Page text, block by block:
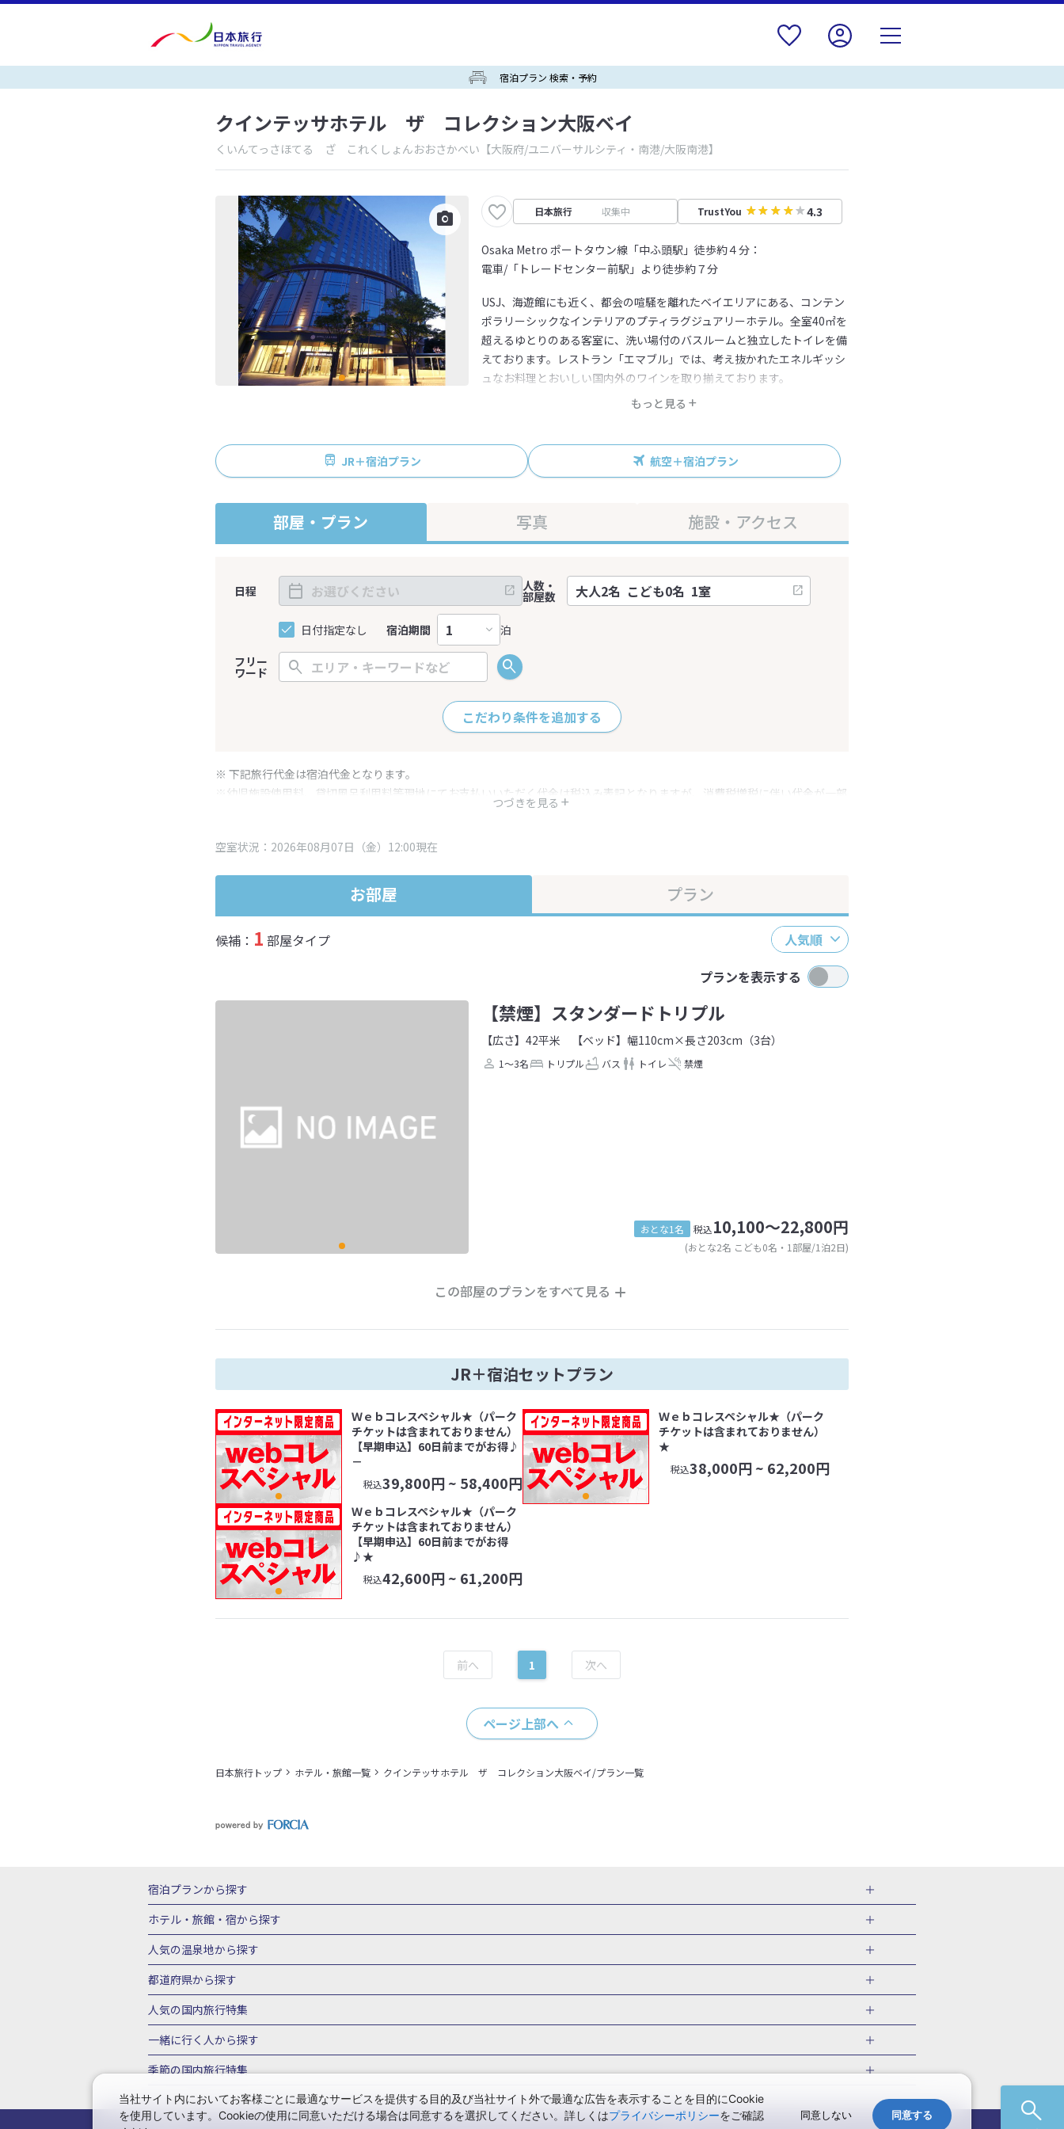
宿泊プラン 検索・予約
クインテッサホテル ザ コレクション大阪ベイ
くいんてっさほてる ざ これくしょんおおさかべい 【大阪府/ユニバーサルシティ・南港/大阪南港】
日本旅行 収集中 TrustYou 4.3
Osaka Metro ポートタウン線「中ふ頭駅」徒歩約４分：
電車/「トレードセンター前駅」より徒歩約７分
もっと見る
USJ、海遊館にも近く、都会の喧騒を離れたベイエリアにある、コンテン
ポラリーシックなインテリアのプティラグジュアリーホテル。全室40㎡を
超えるゆとりのある客室に、洗い場付のバスルームと独立したトイレを備
えております。レストラン「エマブル」では、考え抜かれたエネルギッシ
ュなお料理とおいしい国内外のワインを取り揃えております。
JR＋宿泊プラン 航空＋宿泊プラン
部屋・プラン 写真 施設・アクセス
日程
日付指定なし 宿泊期間 泊
人数・
部屋数
フリー
ワード
こだわり条件を追加する
つづきを見る
※ 下記旅行代金は宿泊代金となります。
※幼児施設使用料、貸切風呂利用料等現地にてお支払いいただく代金は税込み表記となりますが、消費税増税に伴い代金が一部
空室状況：2026年08月07日（金）12:00現在
お部屋 プラン
候補： 1 部屋タイプ
人気順
プランを表示する
【禁煙】スタンダードトリプル
【広さ】42平米 【ベッド】幅110cm×長さ203cm（3台）
1～3名 トリプル バス トイレ 禁煙
おとな1名 税込10,100～22,800円
(おとな2名 こども0名・1部屋/1泊2日)
この部屋のプランをすべて見る
JR＋宿泊セットプラン
Ｗｅｂコレスペシャル★（パーク
チケットは含まれておりません）
【早期申込】60日前までがお得♪
－
税込39,800円 ~ 58,400円
Ｗｅｂコレスペシャル★（パーク
チケットは含まれておりません）
★
税込38,000円 ~ 62,200円
Ｗｅｂコレスペシャル★（パーク
チケットは含まれておりません）
【早期申込】60日前までがお得
♪★
税込42,600円 ~ 61,200円
1
ページ上部へ
日本旅行トップ ホテル・旅館一覧 クインテッサホテル ザ コレクション大阪ベイ/プラン一覧
宿泊プランから探す
北海道
東北 青森県
栃木県
群馬県 北陸 富山県 石川県 福井県 甲信越 山梨県 新潟県 長野県 東海 静岡県 岐阜県
愛知県
三重県
近畿 滋賀県 京都府 大阪府 兵庫県 奈良県 和歌山県 四国 徳島県 高知県 香川県 愛媛県
中国
岡山県
広島県
ホテル・旅館・宿から探す
北海道ホテル・旅館
山形県ホテル・旅館
福島県ホテル・旅館 東京都ホテル・旅館 神奈川県ホテル・旅館
埼玉県ホテル・旅館
千葉県ホテル・旅館
茨城県ホテル・旅館 栃木県ホテル・旅館 群馬県ホテル・旅館
富山県ホテル・旅館
石川県ホテル・旅館
静岡県ホテル・旅館
京都府ホテル・旅館
大阪府ホテル・旅館 兵庫県ホテル・旅館 奈良県ホテル・旅館
和歌山県ホテル・旅館
広島県ホテル・旅館
鳥取県ホテル・旅館 島根県ホテル・旅館 山口県ホテル・旅館
福岡県ホテル・旅館
佐賀県ホテル・旅館
長崎県ホテル・旅館 熊本県ホテル・旅館 大分県ホテル・旅館 宮崎県ホテル・旅館
人気の温泉地から探す
北海道
湯の川温泉(北海道)
川湯温泉(北海道)
層雲峡温泉(北海道) 知床温泉(北海道) 東北 花巻温泉(岩手) 蔵王温泉(山形)
かみのやま温泉(山形)
鳴子温泉(宮城)
秋保温泉(宮城) 飯坂温泉(福島) 北陸 和倉温泉(石川) 宇奈月温泉(富山) あわら温泉(福井)
関東
鬼怒川温泉(栃木)
川治温泉(栃木)
伊豆箱根
箱根湯本温泉(神奈川)
白骨温泉(長野)
湯田中渋温泉(長野) 昼神温泉(長野) 東海 浜名湖かんざんじ温泉(静岡) 下呂温泉(岐阜)
関西
都道府県から探す
北海道旅行・ツアー
山形旅行・ツアー
福島旅行・ツアー 関東 東京旅行・ツアー 神奈川旅行・ツアー 埼玉旅行・ツアー
千葉旅行・ツアー
茨城旅行・ツアー
栃木旅行・ツアー 群馬旅行・ツアー 北陸 富山旅行・ツアー 石川旅行・ツアー
福井旅行・ツアー
甲信越
山梨旅行・ツアー 新潟旅行・ツアー 長野旅行・ツアー 東海 静岡旅行・ツアー
岐阜旅行・ツアー
愛知旅行・ツアー
三重旅行・ツアー 関西 滋賀旅行・ツアー 京都旅行・ツアー 大阪旅行・ツアー
兵庫旅行・ツアー
奈良旅行・ツアー
和歌山旅行・ツアー 四国 徳島旅行・ツアー 高知旅行・ツアー 香川旅行・ツアー 愛媛旅行・ツアー
人気の国内旅行特集
東京ディズニーリゾート®への旅
一緒に行く人から探す
一人旅 国内版
家族・子連れ旅行 国内版
季節の国内旅行特集
桜・お花見特集
ゴールデンウィーク（GW）の国内旅行 夏休み・お盆の国内旅行 7月の国内旅行
8月の国内旅行
9月の国内旅行
10月の国内旅行 11月の国内旅行 紅葉旅行 クリスマスの国内旅行 年末年始・お正月の国内旅行
当社サイト内においてお客様ごとに最適なサービスを提供する目的及び当社サイト外で最適な広告を表示することを目的にCookie
を使用しています。Cookieの使用に同意いただける場合は同意するを選択してください。詳しくはプライバシーポリシーをご確認
同意しない 同意する